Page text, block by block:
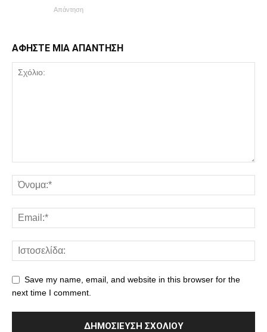
Απάντηση
ΑΦΗΣΤΕ ΜΙΑ ΑΠΑΝΤΗΣΗ
Save my name, email, and website in this browser for the
next time I comment.